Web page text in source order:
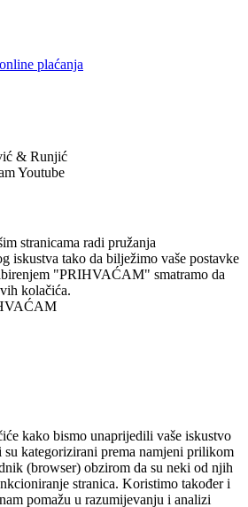
plaćanja
& Runjić
Youtube
stranicama radi pružanja
iskustva tako da bilježimo vaše postavke
"PRIHVAĆAM" smatramo da
kolačića.
kako bismo unaprijedili vaše iskustvo
kategorizirani prema namjeni prilikom
(browser) obzirom da su neki od njih
stranica. Koristimo također i
pomažu u razumijevanju i analizi